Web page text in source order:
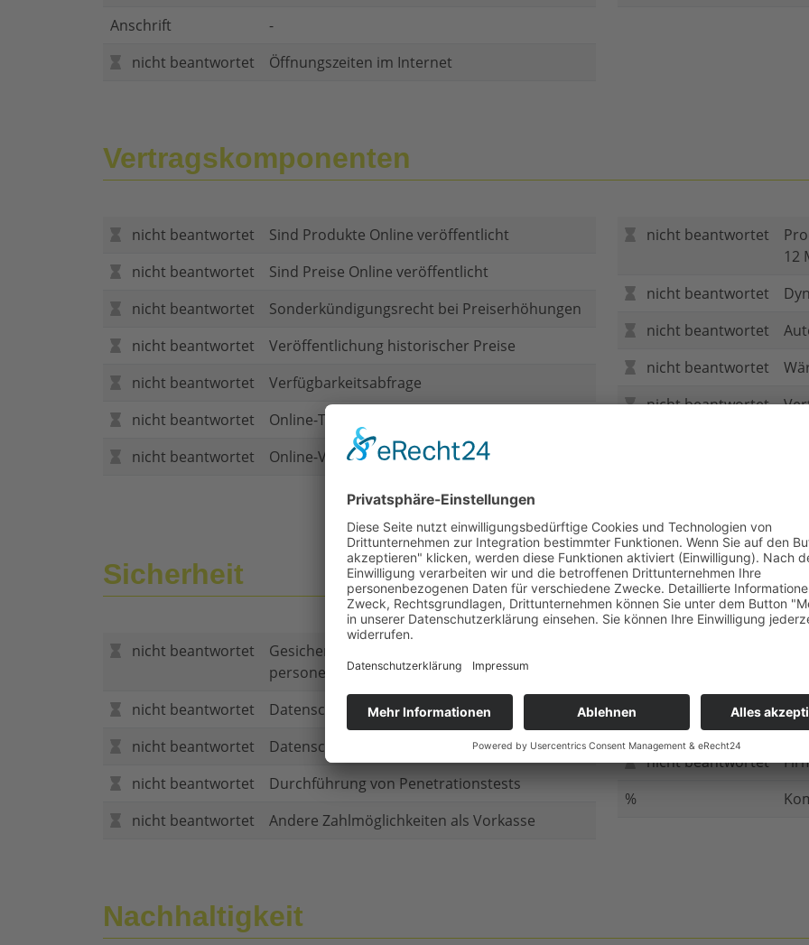
Anschrift
-
nicht beantwortet
Öffnungszeiten im Internet
Vertragskomponenten
nicht beantwortet
Sind Produkte Online veröffentlicht
nicht beantwortet
Sind Preise Online veröffentlicht
nicht beantwortet
Sonderkündigungsrecht bei Preiserhöhungen
nicht beantwortet
Veröffentlichung historischer Preise
nicht beantwortet
Verfügbarkeitsabfrage
nicht beantwortet
Online-Tarifrechner
nicht beantwortet
Online-Vertragsabschluss
nicht beantwortet
12
nicht beantwortet
nicht beantwortet
nicht beantwortet
nicht beantwortet
Sicherheit
nicht beantwortet
Gesicherte Verbindung bei
personenbezogenen Daten
nicht beantwortet
Datenschutzerklärung
nicht beantwortet
Datenschutzerklärung im Internet
nicht beantwortet
Durchführung von Penetrationstests
nicht beantwortet
Andere Zahlmöglichkeiten als Vorkasse
nicht beantwortet
nicht beantwortet
%
Nachhaltigkeit